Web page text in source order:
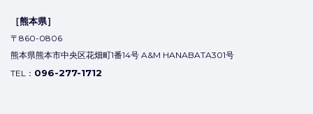
［熊本県］
〒860-0806
熊本県熊本市中央区花畑町1番14号 A&M HANABATA301号
TEL： 096-277-1712